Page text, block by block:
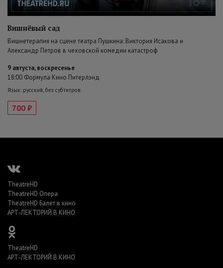
Вишнёвый сад
Вишнетерапия на сцене театра Пушкина: Виктория Исакова и
Александр Петров в чеховской комедии катастроф
9 августа, воскресенье
18:00 Формула Кино Питерлэнд
Язык: русский, без субтитров
700 ₽
TheatreHD
TheatreHD Опера
TheatreHD Балет в кино
АРТ-ЛЕКТОРИЙ В КИНО
TheatreHD
АРТ-ЛЕКТОРИЙ В КИНО